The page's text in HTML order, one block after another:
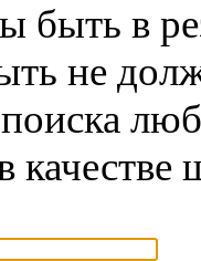
быть в
не
качестве